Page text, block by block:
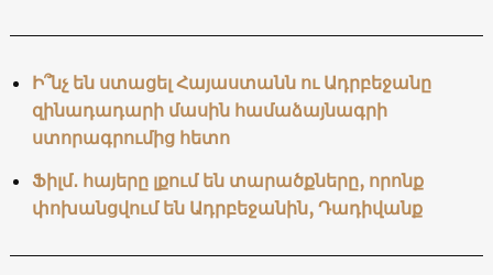
Ի՞նչ են ստացել Հայաստանն ու Ադրբեջանը
զինադադարի մասին համաձայնագրի
ստորագրումից հետո
Ֆիլմ․ հայերը լքում են տարածքները, որոնք
փոխանցվում են Ադրբեջանին, Դադիվանք